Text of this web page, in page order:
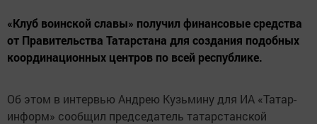
«Клуб воинской славы» получил финансовые средства
от Правительства Татарстана для создания подобных
координационных центров по всей республике.
Об этом в интервью Андрею Кузьмину для ИА «Татар-
информ» сообщил председатель татарстанской